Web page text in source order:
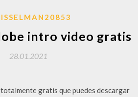
intro video gratis
28.01.2021
gratis que puedes descargar